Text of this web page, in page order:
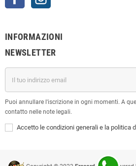
INFORMAZIONI
NEWSLETTER
Puoi annullare l'iscrizione in ogni momenti. A
contatto nelle note legali.
Accetto le condizioni generali e la politica